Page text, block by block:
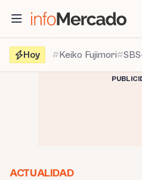
contenido
Hoy
Keiko Fujimori
ACTUALIDAD